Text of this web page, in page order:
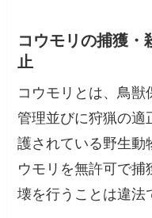
コウモリの捕獲・
止
コウモリとは、鳥
管理並びに狩猟の適
護されている野生動
ウモリを無許可で捕
壊を行うことは違法